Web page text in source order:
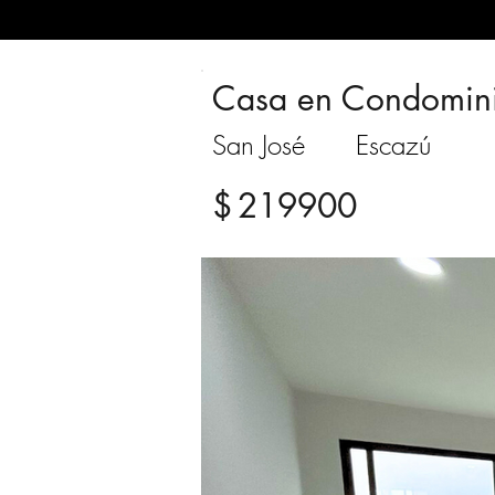
Casa en
San José Escazú
$219900